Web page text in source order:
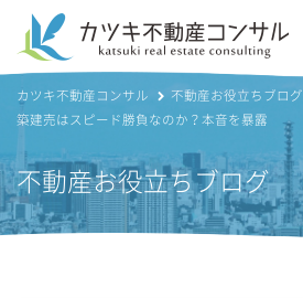
カツキ不動産コンサル 不動産お役立ちブログ
築建売はスピード勝負なのか？本音を暴露
不動産お役立ちブログ